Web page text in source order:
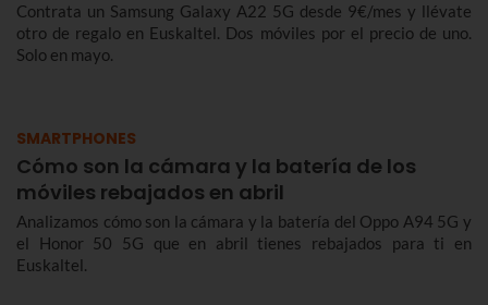
Contrata un Samsung Galaxy A22 5G desde 9€/mes y llévate
otro de regalo en Euskaltel. Dos móviles por el precio de uno.
Solo en mayo.
SMARTPHONES
Cómo son la cámara y la batería de los
móviles rebajados en abril
Analizamos cómo son la cámara y la batería del Oppo A94 5G y
el Honor 50 5G que en abril tienes rebajados para ti en
Euskaltel.